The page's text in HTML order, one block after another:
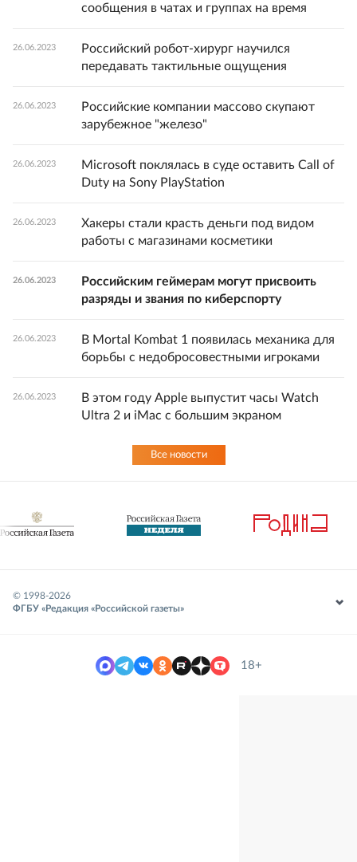
сообщения в чатах и группах на время
26.06.2023
Российский робот-хирург научился
передавать тактильные ощущения
26.06.2023
Российские компании массово скупают
зарубежное "железо"
26.06.2023
Microsoft поклялась в суде оставить Call of
Duty на Sony PlayStation
26.06.2023
Хакеры стали красть деньги под видом
работы с магазинами косметики
26.06.2023
Российским геймерам могут присвоить
разряды и звания по киберспорту
26.06.2023
В Mortal Kombat 1 появилась механика для
борьбы с недобросовестными игроками
26.06.2023
В этом году Apple выпустит часы Watch
Ultra 2 и iMac с большим экраном
Все новости
© 1998-2026
ФГБУ «Редакция «Российской газеты»
18+